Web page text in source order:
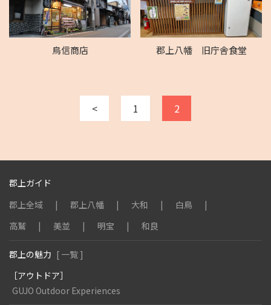
鳥信商店 郡上八幡 旧庁舎食堂
< 1 2
郡上ガイド
郡上全域
郡上八幡 大和
白鳥
高鷲
美並 明宝 和良
郡上の魅力 [ 一覧 ]
［アウトドア］
GUJO Outdoor Experiences